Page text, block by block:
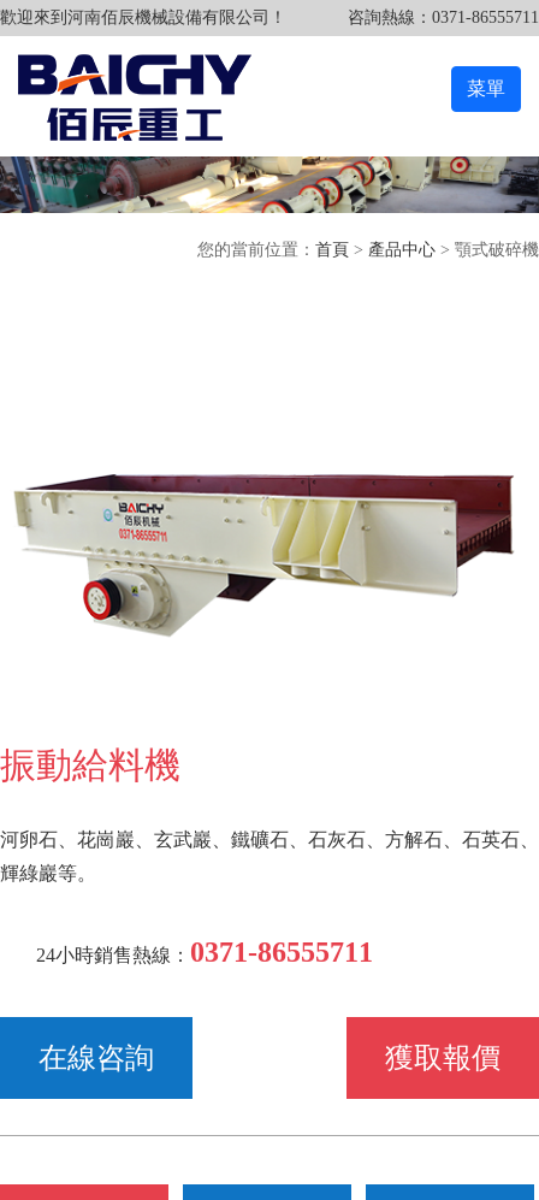
歡迎來到河南佰辰機械設備有限公司！ 咨詢熱線：0371-86555711
菜單
您的當前位置： 首頁 > 產品中心 > 顎式破碎機
振動給料機
河卵石、花崗巖、玄武巖、鐵礦石、石灰石、方解石、石英石、
輝綠巖等。
24小時銷售熱線： 0371-86555711
在線咨詢 獲取報價